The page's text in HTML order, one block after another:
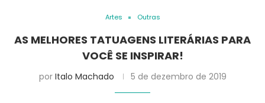
Artes Outras
AS MELHORES TATUAGENS LITERÁRIAS PARA
VOCÊ SE INSPIRAR!
por Italo Machado 5 de dezembro de 2019